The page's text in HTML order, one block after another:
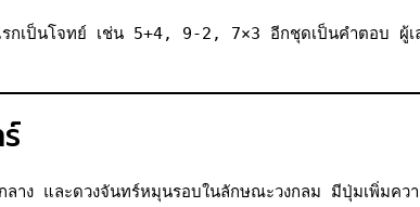
เป็นโจทย์ เช่น 5+4, 9-2, 7×3 อีกชุดเป็นคำตอบ ผู้เ
าง และดวงจันทร์หมุนรอบในลักษณะวงกลม มีปุ่มเพิ่มคว